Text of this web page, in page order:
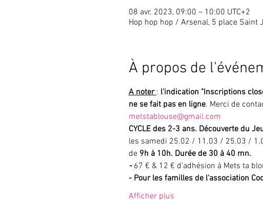
08 avr. 2023, 09:00 – 10:00 UTC+2
Hop hop hop / Arsenal, 5 place Saint
À propos de
A noter : l'indication "Inscriptions
ne se fait pas en ligne. Merci de
metstablouse@gmail.com
CYCLE des 2-3 ans. Découverte du
les samedi 25.02 / 11.03 / 25.03 /
de 9h à 10h. Durée de 30 à 40 mn.
- 67 € & 12 € d'adhésion à Mets ta
- Pour les familles de l'association
Afficher plus